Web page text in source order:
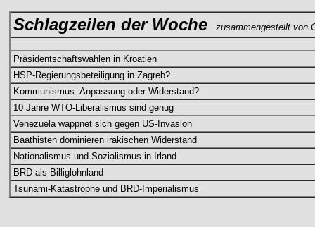
Schlagzeilen der Woche zusammengestellt von
Präsidentschaftswahlen in Kroatien
HSP-Regierungsbeteiligung in Zagreb?
Kommunismus: Anpassung oder Widerstand?
10 Jahre WTO-Liberalismus sind genug
Venezuela wappnet sich gegen US-Invasion
Baathisten dominieren irakischen Widerstand
Nationalismus und Sozialismus in Irland
BRD als Billiglohnland
Tsunami-Katastrophe und BRD-Imperialismus